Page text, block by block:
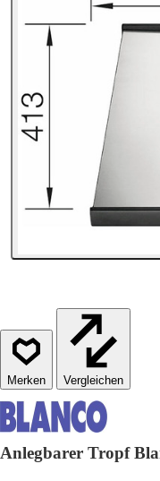
Vergleichen
Anlegbarer Tropf